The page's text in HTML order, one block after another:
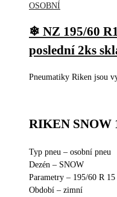
OSOBNÍ
❄ NZ 195/60
poslední 2ks
Pneumatiky Riken jsou
RIKEN SNOW
Typ pneu – osobní pneu
Dezén – SNOW
Parametry – 195/60 R 15
Období – zimní